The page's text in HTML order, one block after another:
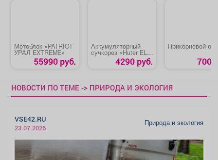
Мотоблок «PATRIOT
УРАЛ EXTREME»
55990 руб.
Аккумуляторный
сучкорез «Huter ELS-
20Li-2К» 4290 руб.
Прикорневой
700
НОВОСТИ ПО ТЕМЕ -> ПРИРОДА И ЭКОЛОГИЯ
VSE42.RU
23.07.2026
Природа и экология